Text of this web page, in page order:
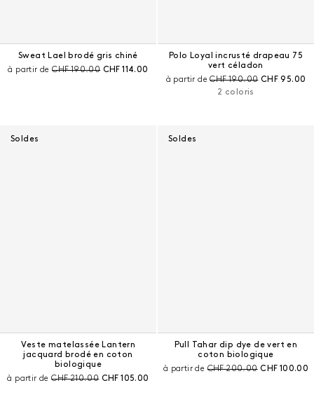
Sweat Lael brodé gris chiné
à partir dePrix avant remise :
CHF 190.00 Prix courant :
CHF 114.00
Polo Loyal incrusté drapeau 75
vert céladon
à partir dePrix avant remise :
CHF 190.00 Prix courant
CHF 95.00
2 coloris
Soldes
Veste matelassée Lantern
jacquard brodé en coton
biologique
à partir dePrix avant remise :
CHF 210.00 Prix courant :
CHF 105.00
Soldes
Pull Tahar dip dye de vert en
coton biologique
à partir dePrix avant remise :
CHF 200.00 Prix courant
CHF 100.00